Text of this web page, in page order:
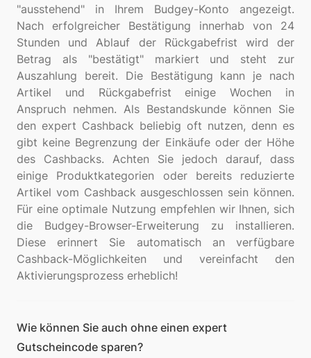
"ausstehend" in Ihrem Budgey-Konto angezeigt.
Nach erfolgreicher Bestätigung innerhab von 24
Stunden und Ablauf der Rückgabefrist wird der
Betrag als "bestätigt" markiert und steht zur
Auszahlung bereit. Die Bestätigung kann je nach
Artikel und Rückgabefrist einige Wochen in
Anspruch nehmen. Als Bestandskunde können Sie
den expert Cashback beliebig oft nutzen, denn es
gibt keine Begrenzung der Einkäufe oder der Höhe
des Cashbacks. Achten Sie jedoch darauf, dass
einige Produktkategorien oder bereits reduzierte
Artikel vom Cashback ausgeschlossen sein können.
Für eine optimale Nutzung empfehlen wir Ihnen, sich
die Budgey-Browser-Erweiterung zu installieren.
Diese erinnert Sie automatisch an verfügbare
Cashback-Möglichkeiten und vereinfacht den
Wie können Sie auch ohne einen expert
Gutscheincode sparen?